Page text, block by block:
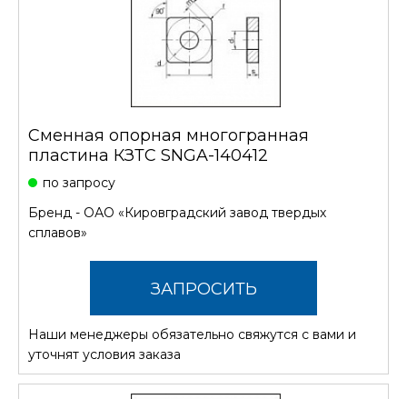
Сменная опорная многогранная
пластина КЗТС SNGA-140412
по запросу
Бренд - ОАО «Кировградский завод твердых
сплавов»
ЗАПРОСИТЬ
СТОИМОСТЬ
Наши менеджеры обязательно свяжутся с вами и
уточнят условия заказа